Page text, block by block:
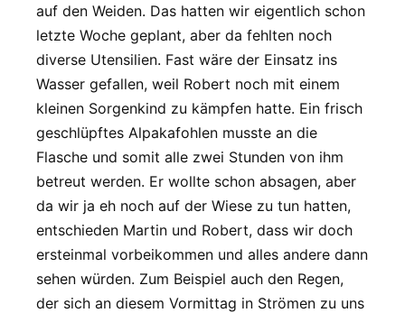
auf den Weiden. Das hatten wir eigentlich schon
letzte Woche geplant, aber da fehlten noch
diverse Utensilien. Fast wäre der Einsatz ins
Wasser gefallen, weil Robert noch mit einem
kleinen Sorgenkind zu kämpfen hatte. Ein frisch
geschlüpftes Alpakafohlen musste an die
Flasche und somit alle zwei Stunden von ihm
betreut werden. Er wollte schon absagen, aber
da wir ja eh noch auf der Wiese zu tun hatten,
entschieden Martin und Robert, dass wir doch
ersteinmal vorbeikommen und alles andere dann
sehen würden. Zum Beispiel auch den Regen,
der sich an diesem Vormittag in Strömen zu uns